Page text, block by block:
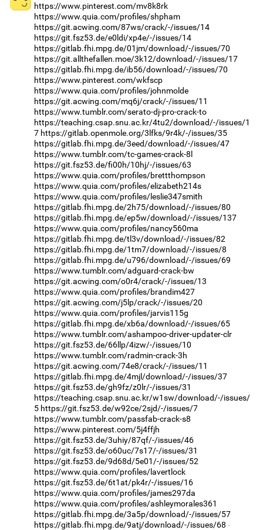
https://www.pinterest.com/mv8k8rk
https://www.quia.com/profiles/shpham
https://git.acwing.com/87ws/crack/-/issues/14
https://git.fsz53.de/e0ldi/xp4e/-/issues/14
https://gitlab.fhi.mpg.de/01jm/download/-/issues/70
https://git.allthefallen.moe/3k12/download/-/issues/17
https://gitlab.fhi.mpg.de/ib56/download/-/issues/70
https://www.pinterest.com/wkfscp
https://www.quia.com/profiles/johnmolde
https://git.acwing.com/mq6j/crack/-/issues/11
https://www.tumblr.com/serato-dj-pro-crack-to
https://teaching.csap.snu.ac.kr/4tu2/download/-/issues/1
7 https://gitlab.openmole.org/3lfks/9r4k/-/issues/35
https://gitlab.fhi.mpg.de/3eed/download/-/issues/47
https://www.tumblr.com/tc-games-crack-8l
https://git.fsz53.de/fi00h/10hj/-/issues/63
https://www.quia.com/profiles/brettthompson
https://www.quia.com/profiles/elizabeth214s
https://www.quia.com/profiles/leslie347smith
https://gitlab.fhi.mpg.de/2h75/download/-/issues/80
https://gitlab.fhi.mpg.de/ep5w/download/-/issues/137
https://www.quia.com/profiles/nancy560ma
https://gitlab.fhi.mpg.de/tl3v/download/-/issues/82
https://gitlab.fhi.mpg.de/1tm7/download/-/issues/8
https://gitlab.fhi.mpg.de/u796/download/-/issues/69
https://www.tumblr.com/adguard-crack-bw
https://git.acwing.com/o0r4/crack/-/issues/13
https://www.quia.com/profiles/brandim427
https://git.acwing.com/j5lp/crack/-/issues/20
https://www.quia.com/profiles/jarvis115g
https://gitlab.fhi.mpg.de/xb6a/download/-/issues/65
https://www.tumblr.com/ashampoo-driver-updater-clr
https://git.fsz53.de/66llp/4izw/-/issues/10
https://www.tumblr.com/radmin-crack-3h
https://git.acwing.com/74e8/crack/-/issues/11
https://gitlab.fhi.mpg.de/4mjl/download/-/issues/37
https://git.fsz53.de/gh9fz/z0lr/-/issues/31
https://teaching.csap.snu.ac.kr/w1sw/download/-/issues/
5 https://git.fsz53.de/w92ce/2sjd/-/issues/7
https://www.tumblr.com/passfab-crack-s8
https://www.pinterest.com/5j4ffjh
https://git.fsz53.de/3uhiy/87qf/-/issues/46
https://git.fsz53.de/o60uc/7s17/-/issues/31
https://git.fsz53.de/9d68d/5e01/-/issues/52
https://www.quia.com/profiles/lavertlock
https://git.fsz53.de/6t1at/pk4r/-/issues/16
https://www.quia.com/profiles/james297da
https://www.quia.com/profiles/ashleymorales361
https://gitlab.fhi.mpg.de/3a5p/download/-/issues/57
https://gitlab.fhi.mpg.de/9atj/download/-/issues/68